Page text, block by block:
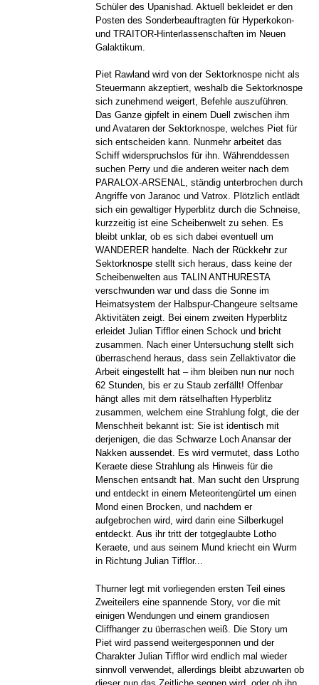
Schüler des Upanishad. Aktuell bekleidet er den
Posten des Sonderbeauftragten für Hyperkokon-
und TRAITOR-Hinterlassenschaften im Neuen
Galaktikum.
Piet Rawland wird von der Sektorknospe nicht als
Steuermann akzeptiert, weshalb die Sektorknospe
sich zunehmend weigert, Befehle auszuführen.
Das Ganze gipfelt in einem Duell zwischen ihm
und Avataren der Sektorknospe, welches Piet für
sich entscheiden kann. Nunmehr arbeitet das
Schiff widerspruchslos für ihn. Währenddessen
suchen Perry und die anderen weiter nach dem
PARALOX-ARSENAL, ständig unterbrochen durch
Angriffe von Jaranoc und Vatrox. Plötzlich entlädt
sich ein gewaltiger Hyperblitz durch die Schneise,
kurzzeitig ist eine Scheibenwelt zu sehen. Es
bleibt unklar, ob es sich dabei eventuell um
WANDERER handelte. Nach der Rückkehr zur
Sektorknospe stellt sich heraus, dass keine der
Scheibenwelten aus TALIN ANTHURESTA
verschwunden war und dass die Sonne im
Heimatsystem der Halbspur-Changeure seltsame
Aktivitäten zeigt. Bei einem zweiten Hyperblitz
erleidet Julian Tifflor einen Schock und bricht
zusammen. Nach einer Untersuchung stellt sich
überraschend heraus, dass sein Zellaktivator die
Arbeit eingestellt hat – ihm bleiben nun nur noch
62 Stunden, bis er zu Staub zerfällt! Offenbar
hängt alles mit dem rätselhaften Hyperblitz
zusammen, welchem eine Strahlung folgt, die der
Menschheit bekannt ist: Sie ist identisch mit
derjenigen, die das Schwarze Loch Anansar der
Nakken aussendet. Es wird vermutet, dass Lotho
Keraete diese Strahlung als Hinweis für die
Menschen entsandt hat. Man sucht den Ursprung
und entdeckt in einem Meteoritengürtel um einen
Mond einen Brocken, und nachdem er
aufgebrochen wird, wird darin eine Silberkugel
entdeckt. Aus ihr tritt der totgeglaubte Lotho
Keraete, und aus seinem Mund kriecht ein Wurm
in Richtung Julian Tifflor...
Thurner legt mit vorliegenden ersten Teil eines
Zweiteilers eine spannende Story, vor die mit
einigen Wendungen und einem grandiosen
Cliffhanger zu überraschen weiß. Die Story um
Piet wird passend weitergesponnen und der
Charakter Julian Tifflor wird endlich mal wieder
sinnvoll verwendet, allerdings bleibt abzuwarten ob